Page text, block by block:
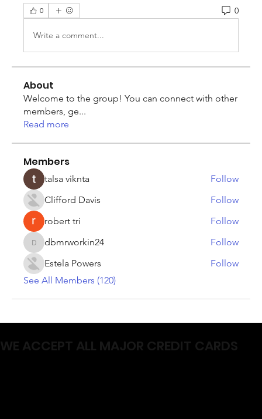
0 0
Write a comment...
About
Welcome to the group! You can connect with other
members, ge...
Read more
Members
talsa viknta
Follow
Clifford Davis
Follow
robert tri
Follow
dbmrworkin24
dbmrworkin24
Follow
Estela Powers
Follow
See All Members (120)
WE ACCEPT ALL MAJOR CREDIT CARDS